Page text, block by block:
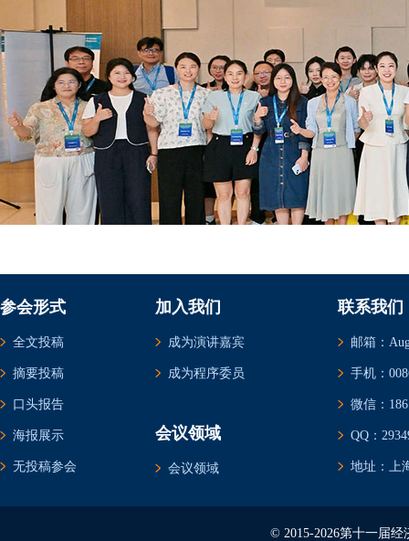
参会形式
全文投稿
摘要投稿
口头报告
海报展示
无投稿参会
加入我们
成为演讲嘉宾
成为程序委员
会议领域
会议领域
联系我们
邮箱：
手机：
微信：
QQ：
地址：上
© 2015-2026第十一届